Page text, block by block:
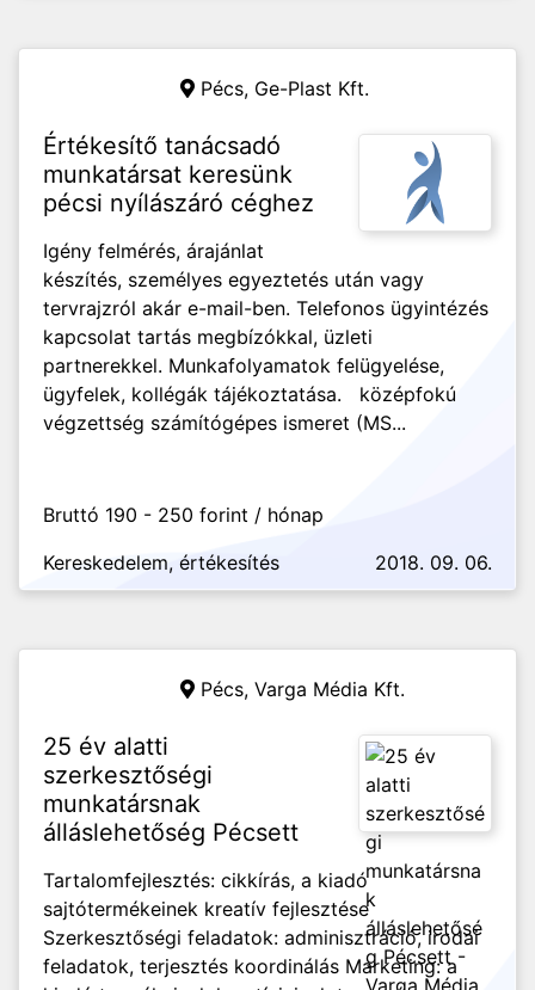
Pécs, Ge-Plast Kft.
Értékesítő tanácsadó
munkatársat keresünk
pécsi nyílászáró céghez
Igény felmérés, árajánlat
készítés, személyes egyeztetés után vagy
tervrajzról akár e-mail-ben. Telefonos ügyintézés
kapcsolat tartás megbízókkal, üzleti
partnerekkel. Munkafolyamatok felügyelése,
ügyfelek, kollégák tájékoztatása. középfokú
végzettség számítógépes ismeret (MS...
Bruttó 190 - 250 forint / hónap
Kereskedelem, értékesítés
2018. 09. 06.
Pécs, Varga Média Kft.
25 év alatti
szerkesztőségi
munkatársnak
álláslehetőség Pécsett
Tartalomfejlesztés: cikkírás, a kiadó
sajtótermékeinek kreatív fejlesztése
Szerkesztőségi feladatok: adminisztráció, irodai
feladatok, terjesztés koordinálás Marketing: a